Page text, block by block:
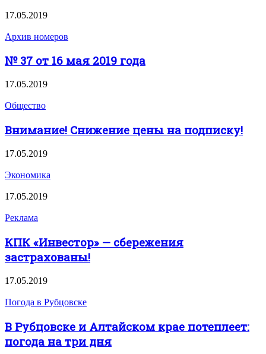
17.05.2019
Архив номеров
№ 37 от 16 мая 2019 года
17.05.2019
Общество
Внимание! Снижение цены на подписку!
17.05.2019
Экономика
17.05.2019
Реклама
КПК «Инвестор» — сбережения
застрахованы!
17.05.2019
Погода в Рубцовске
В Рубцовске и Алтайском крае потеплеет:
погода на три дня